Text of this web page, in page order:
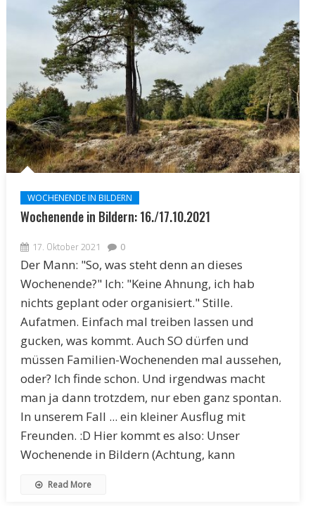
WOCHENENDE IN BILDERN
Wochenende in Bildern: 16./17.10.2021
17. Oktober 2021 0
Der Mann: "So, was steht denn an dieses
Wochenende?" Ich: "Keine Ahnung, ich hab
nichts geplant oder organisiert." Stille.
Aufatmen. Einfach mal treiben lassen und
gucken, was kommt. Auch SO dürfen und
müssen Familien-Wochenenden mal aussehen,
oder? Ich finde schon. Und irgendwas macht
man ja dann trotzdem, nur eben ganz spontan.
In unserem Fall ... ein kleiner Ausflug mit
Freunden. :D Hier kommt es also: Unser
Wochenende in Bildern (Achtung, kann
Read More